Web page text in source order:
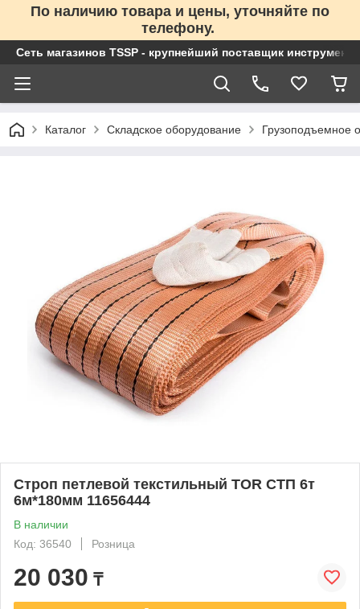
По наличию товара и цены, уточняйте по
телефону.
Сеть магазинов TSSP - крупнейший поставщик
Каталог Складское оборудование Грузоподъемное
Строп петлевой текстильный TOR СТП 6т
6м*180мм 11656444
В наличии
Код: 36540
Розница
20 030 ₸